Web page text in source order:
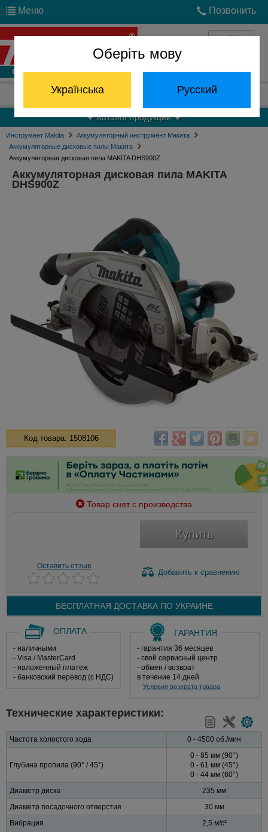
Оберіть мову
Українська Русский
Меню Позвонить
Войти
Отдел запчастей: (068) 824-24-24
Каталог продукции
Инструмент Makita
Аккумуляторный инструмент Макита
Аккумуляторные дисковые пилы Макита
Аккумуляторная дисковая пила MAKITA DHS900Z
Аккумуляторная дисковая пила MAKITA
DHS900Z
Код товара: 1508106
Товар снят с производства
Купить
Оставить отзыв
Добавить к сравнению
БЕСПЛАТНАЯ ДОСТАВКА ПО УКРАИНЕ
ОПЛАТА
- наличными
- Visa / MasterCard
- наложенный платеж
- банковский перевод (с НДС)
ГАРАНТИЯ
- гарантия 36 месяцев
- свой сервисный центр
- обмен / возврат
в течение 14 дней
Условия возврата товара
Технические характеристики:
Частота холостого хода 0 - 4500 об./мин
Глубина пропила (90° / 45°)
0 - 85 мм (90°)
0 - 61 мм (45°)
0 - 44 мм (60°)
Диаметр диска
235 мм
Диаметр посадочного отверстия
30 мм
Вибрация
2,5 м/с²